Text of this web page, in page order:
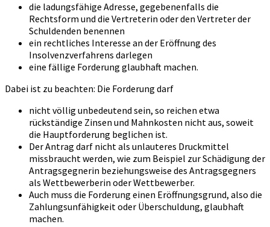
die ladungsfähige Adresse, gegebenenfalls die
Rechtsform und die Vertreterin oder den Vertreter der
Schuldenden benennen
ein rechtliches Interesse an der Eröffnung des
Insolvenzverfahrens darlegen
eine fällige Forderung glaubhaft machen.
Dabei ist zu beachten: Die Forderung darf
nicht völlig unbedeutend sein, so reichen etwa
rückständige Zinsen und Mahnkosten nicht aus, soweit
die Hauptforderung beglichen ist.
Der Antrag darf nicht als unlauteres Druckmittel
missbraucht werden, wie zum Beispiel zur Schädigung der
Antragsgegnerin beziehungsweise des Antragsgegners
als Wettbewerberin oder Wettbewerber.
Auch muss die Forderung einen Eröffnungsgrund, also die
Zahlungsunfähigkeit oder Überschuldung, glaubhaft
machen.